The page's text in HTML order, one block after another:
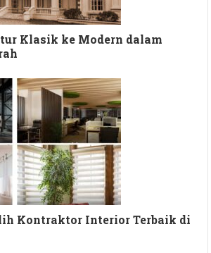
Klasik ke Modern dalam
Kontraktor Interior Terbaik di